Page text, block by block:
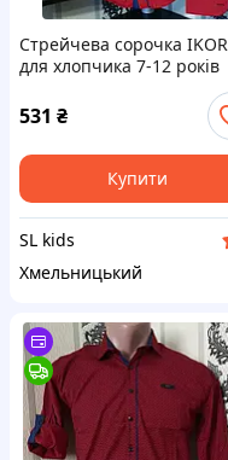
Стрейчева сорочка
для хлопчика 7-12 років
531 ₴
Купити
SL kids
Хмельницький